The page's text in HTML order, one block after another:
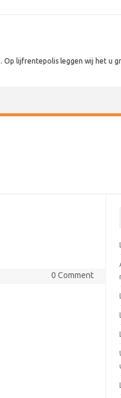
Op lijfrentepolis leggen wij het u
0 Comment